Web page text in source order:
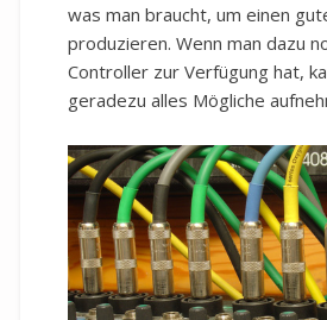
was man braucht, um einen
produzieren. Wenn man dazu
Controller zur Verfügung hat,
geradezu alles Mögliche